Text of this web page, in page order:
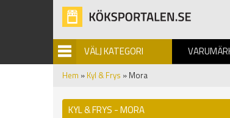
VÄLJ KATEGORI
Hem » Kyl & Frys » Mora
KYL & FRYS - MORA